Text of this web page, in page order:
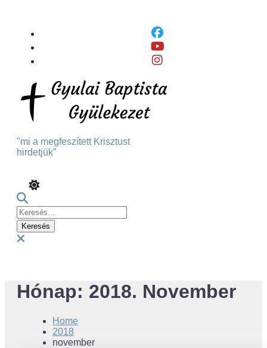
Content
"mi a megfeszített Krisztust
hirdetjük"
Keresés:
Hónap: 2018. November
Home
2018
november